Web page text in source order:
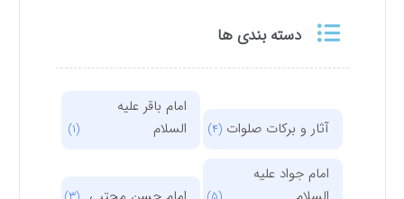
دسته بندی ها
آثار و برکات صلوات(4)
امام باقر علیه
السلام
امام جواد علیه